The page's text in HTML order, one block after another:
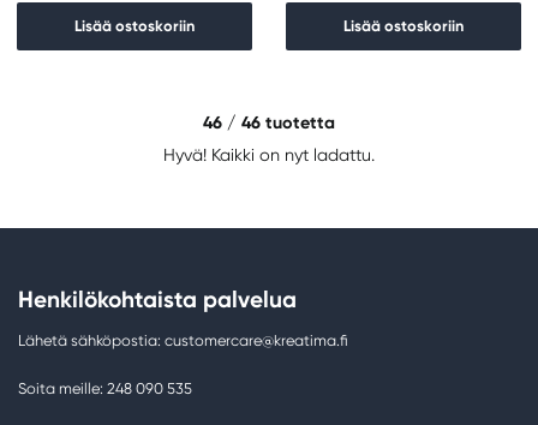
Lisää ostoskoriin Lisää ostoskoriin
46 / 46 tuotetta
Hyvä! Kaikki on nyt ladattu.
Henkilökohtaista palvelua
Lähetä sähköpostia: customercare@kreatima.fi
Soita meille: 248 090 535